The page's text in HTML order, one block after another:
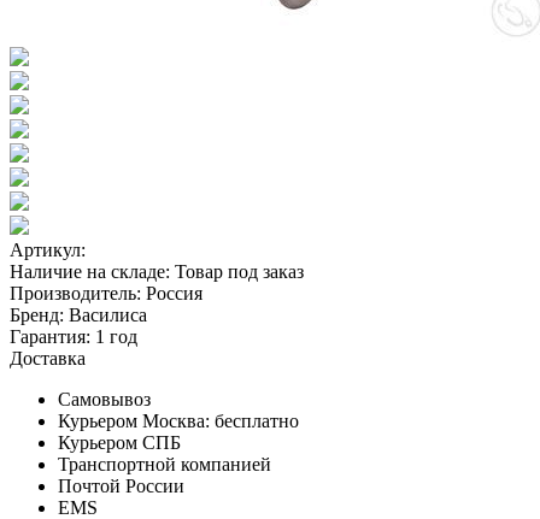
Артикул:
Наличие на складе: Товар под заказ
Производитель: Россия
Бренд: Василиса
Гарантия: 1 год
Доставка
Самовывоз
Курьером Москва: бесплатно
Курьером СПБ
Транспортной компанией
Почтой России
EMS